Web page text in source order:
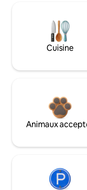
Cuisine
Animaux